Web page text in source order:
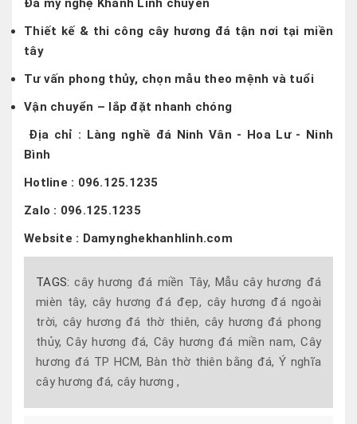
Đá mỹ nghệ Khánh Linh chuyên
Thiết kế & thi công cây hương đá tận nơi tại miền
tây
Tư vấn phong thủy, chọn mẫu theo mệnh và tuổi
Vận chuyển – lắp đặt nhanh chóng
Địa chỉ : Làng nghề đá Ninh Vân - Hoa Lư - Ninh
Bình
Hotline : 096.125.1235
Zalo : 096.125.1235
Website : Damynghekhanhlinh.com
TAGS:cây hương đá miền Tây, Mẫu cây hương đá
mièn tây, cây hương đá đẹp, cây hương đá ngoài
trời, cây hương đá thờ thiên, cây hương đá phong
thủy, Cây hương đá, Cây hương đá miền nam, Cây
hương đá TP HCM, Bàn thờ thiên bằng đá, Ý nghĩa
cây hương đá, cây hương ,